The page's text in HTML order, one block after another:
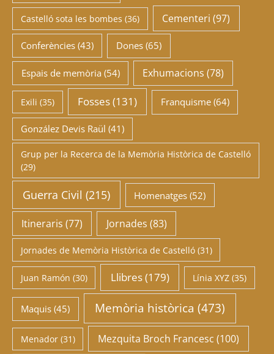
Castelló sota les bombes (36) Cementeri (97)
Conferències (43) Dones(65)
Espais de memòria (54) Exhumacions (78)
Exili (35) Fosses(131) Franquisme(64)
González Devis Raül (41)
Grup per la Recerca de la Memòria Històrica de Castelló
(29)
Guerra Civil (215) Homenatges (52)
Itineraris (77) Jornades (83)
Jornades de Memòria Històrica de Castelló(31)
Juan Ramón (30) Llibres(179) Línia XYZ (35)
Maquis (45) Memòria històrica (473)
Menador(31) Mezquita Broch Francesc (100)